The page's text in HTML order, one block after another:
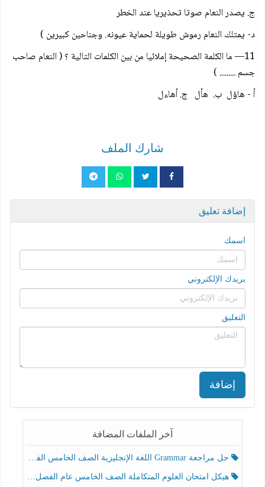
ج. يصدر النعام صوتا تحذيريا عند الخطر
د- يمتلك النعام رموش طويلة لحماية عيونه. وجناحين كبيرين )
11— ما الكلمة الصحيحة إملائيا من بين الكلمات التالية ؟ ( النعام صاحب
جسم ......... )
أ - هاؤل ب. هأل ج. أهاءل
شارك الملف
إضافة تعليق
اسمك
بريدك الإلكتروني
التعليق
إضافة
آخر الملفات المضافة
حل مراجعة Grammar اللغة الإنجليزية الصف الخامس الفصل الثالث
هيكل امتحان العلوم المتكاملة الصف الخامس عام الفصل الدراسي الثالث 2025-2026